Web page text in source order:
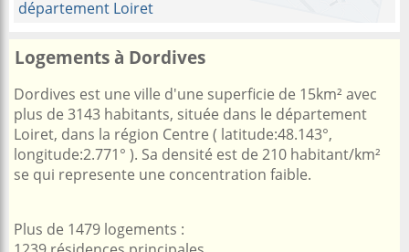
département Loiret
Logements à Dordives
Dordives est une ville d'une superficie de 15km² avec
plus de 3143 habitants, située dans le département
Loiret, dans la région Centre ( latitude:48.143°,
longitude:2.771° ). Sa densité est de 210 habitant/km²
se qui represente une concentration faible.
Plus de 1479 logements :